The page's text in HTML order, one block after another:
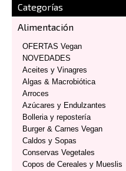
Categorías
Alimentación
OFERTAS Vegan
NOVEDADES
Aceites y Vinagres
Algas & Macrobiótica
Arroces
Azúcares y Endulzantes
Bolleria y repostería
Burger & Carnes Vegan
Caldos y Sopas
Conservas Vegetales
Copos de Cereales y Mueslis